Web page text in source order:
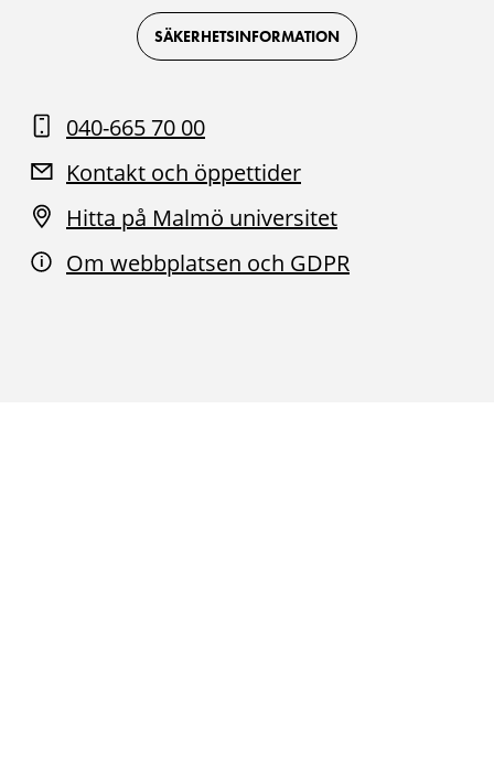
on
Facebook
on
Instagram
on
Youtube
SÄKERHETSINFORMATION
040-665 70 00
Kontakt och öppettider
Hitta på Malmö universitet
Om webbplatsen och GDPR